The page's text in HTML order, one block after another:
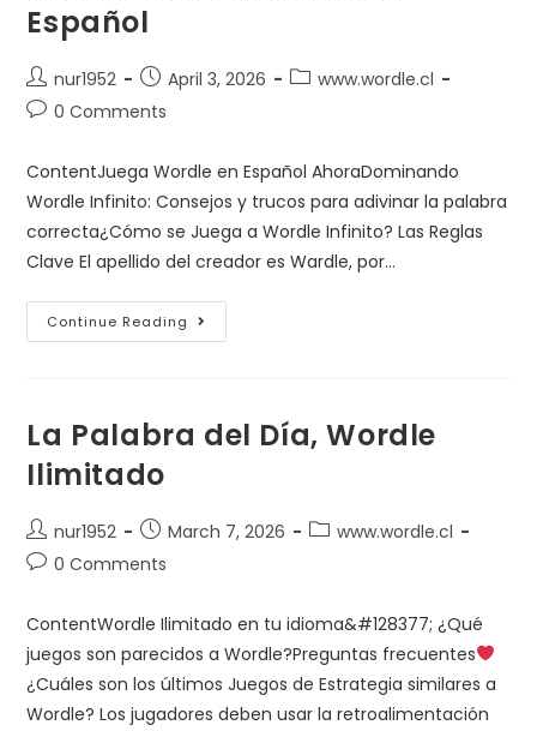
Español
nur1952 April 3, 2026
www.wordle.cl
0 Comments
ContentJuega Wordle en Español AhoraDominando
Wordle Infinito: Consejos y trucos para adivinar la palabra
correcta¿Cómo se Juega a Wordle Infinito? Las Reglas
Clave El apellido del creador es Wardle, por…
Continue Reading
La Palabra del Día, Wordle
Ilimitado
nur1952 March 7, 2026
www.wordle.cl
0 Comments
ContentWordle Ilimitado en tu idioma&#128377; ¿Qué
juegos son parecidos a Wordle?Preguntas frecuentes
¿Cuáles son los últimos Juegos de Estrategia similares a
Wordle? Los jugadores deben usar la retroalimentación